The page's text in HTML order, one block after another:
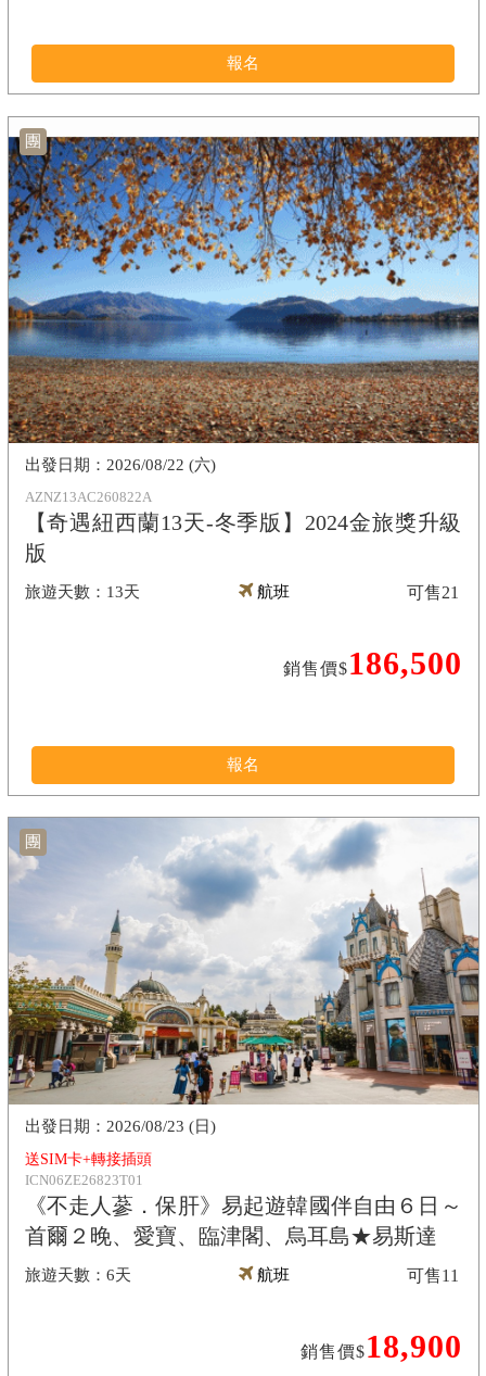
報名
團
AZNZ13AC260822A
【奇遇紐西蘭13天-冬季版】2024金旅獎升級
版
13天
2026/08/22 (六)
航班
銷售價$186,500
可售21
報名
團
送SIM卡+轉接插頭
ICN06ZE26823T01
《不走人蔘．保肝》易起遊韓國伴自由６日～
首爾２晚、愛寶、臨津閣、烏耳島★易斯達
6天
2026/08/23 (日)
航班
銷售價$18,900
可售11